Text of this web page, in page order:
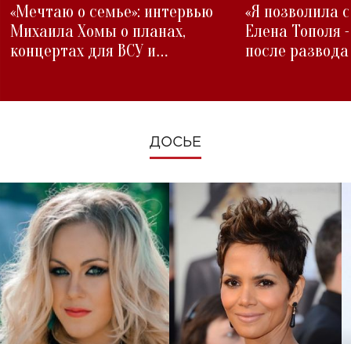
«Мечтаю о семье»: интервью
Михаила Хомы о планах,
концертах для ВСУ и
«Я позволила
Елена Тополя
после развода
ДОСЬЕ